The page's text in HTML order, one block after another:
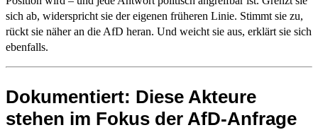
sich ab, widerspricht sie der eigenen früheren Linie. Stimmt sie zu,
rückt sie näher an die AfD heran. Und weicht sie aus, erklärt sie sich
ebenfalls.
Dokumentiert: Diese Akteure
stehen im Fokus der AfD-Anfrage